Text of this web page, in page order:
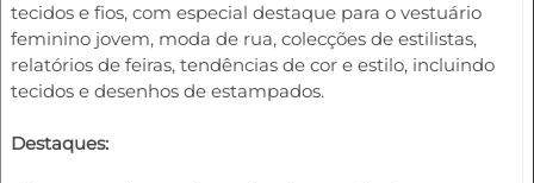
tecidos e fios, com especial destaque para o vestuário
feminino jovem, moda de rua, colecções de estilistas,
relatórios de feiras, tendências de cor e estilo, incluindo
tecidos e desenhos de estampados.
Destaques: